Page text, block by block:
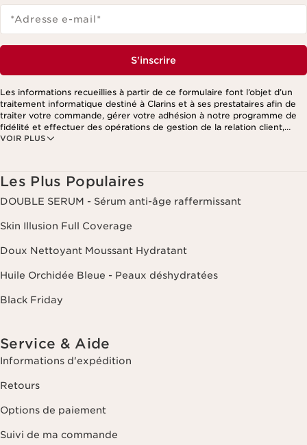
*Adresse e-mail*
S'inscrire
VOIR PLUS
Les informations recueillies à partir de ce formulaire font l’objet d’un
traitement informatique destiné à Clarins et à ses prestataires afin de
traiter votre commande, gérer votre adhésion à notre programme de
fidélité et effectuer des opérations de gestion de la relation client,
notamment pour vous adresser des offres personnalisées en fonction
Les Plus Populaires
DOUBLE SERUM - Sérum anti-âge raffermissant
Skin Illusion Full Coverage
Doux Nettoyant Moussant Hydratant
Huile Orchidée Bleue - Peaux déshydratées
Black Friday
Service & Aide
Informations d'expédition
Retours
Options de paiement
Suivi de ma commande